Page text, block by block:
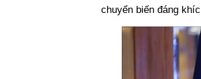
chuyển biến đáng